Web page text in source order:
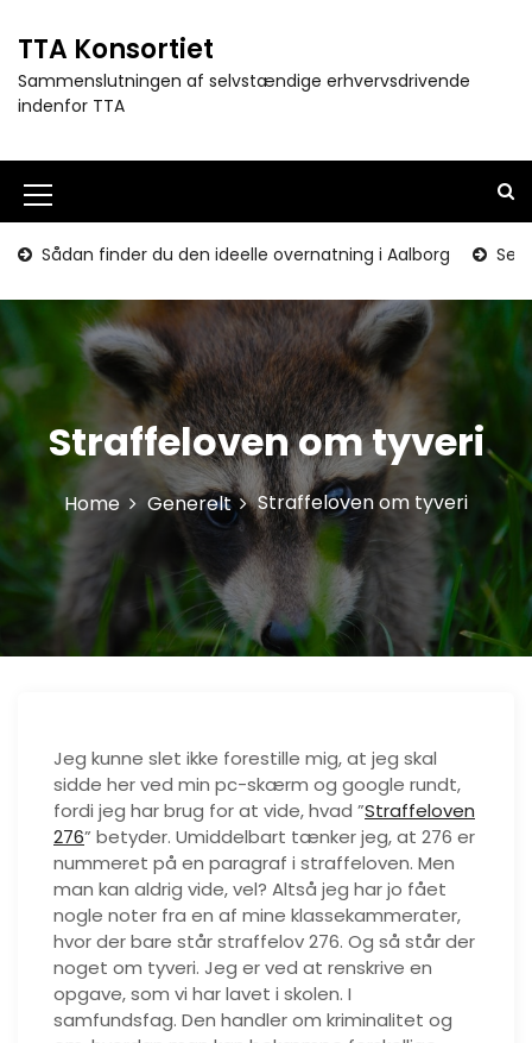
c
n
n
TTA Konsortiet
Sammenslutningen af selvstændige erhvervsdrivende
indenfor TTA
M
e
n
u
I
c
o
Sådan finder du den ideelle overnatning i Aalborg
Straffeloven om tyveri
Home Generelt Straffeloven om tyveri
Jeg kunne slet ikke forestille mig, at jeg skal
sidde her ved min pc-skærm og google rundt,
fordi jeg har brug for at vide, hvad ”Straffeloven
276” betyder. Umiddelbart tænker jeg, at 276 er
nummeret på en paragraf i straffeloven. Men
man kan aldrig vide, vel? Altså jeg har jo fået
nogle noter fra en af mine klassekammerater,
hvor der bare står straffelov 276. Og så står der
noget om tyveri. Jeg er ved at renskrive en
opgave, som vi har lavet i skolen. I
samfundsfag. Den handler om kriminalitet og